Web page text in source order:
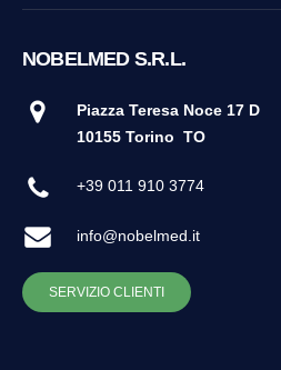
NOBELMED S.R.L.
Piazza Teresa Noce 17 D
10155 Torino TO
+39 011 910 3774
info@nobelmed.it
SERVIZIO CLIENTI